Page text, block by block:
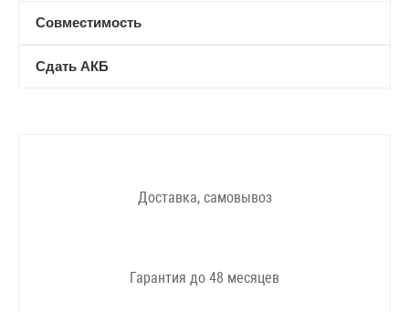
Совместимость
Сдать АКБ
Доставка, самовывоз
Гарантия до 48 месяцев